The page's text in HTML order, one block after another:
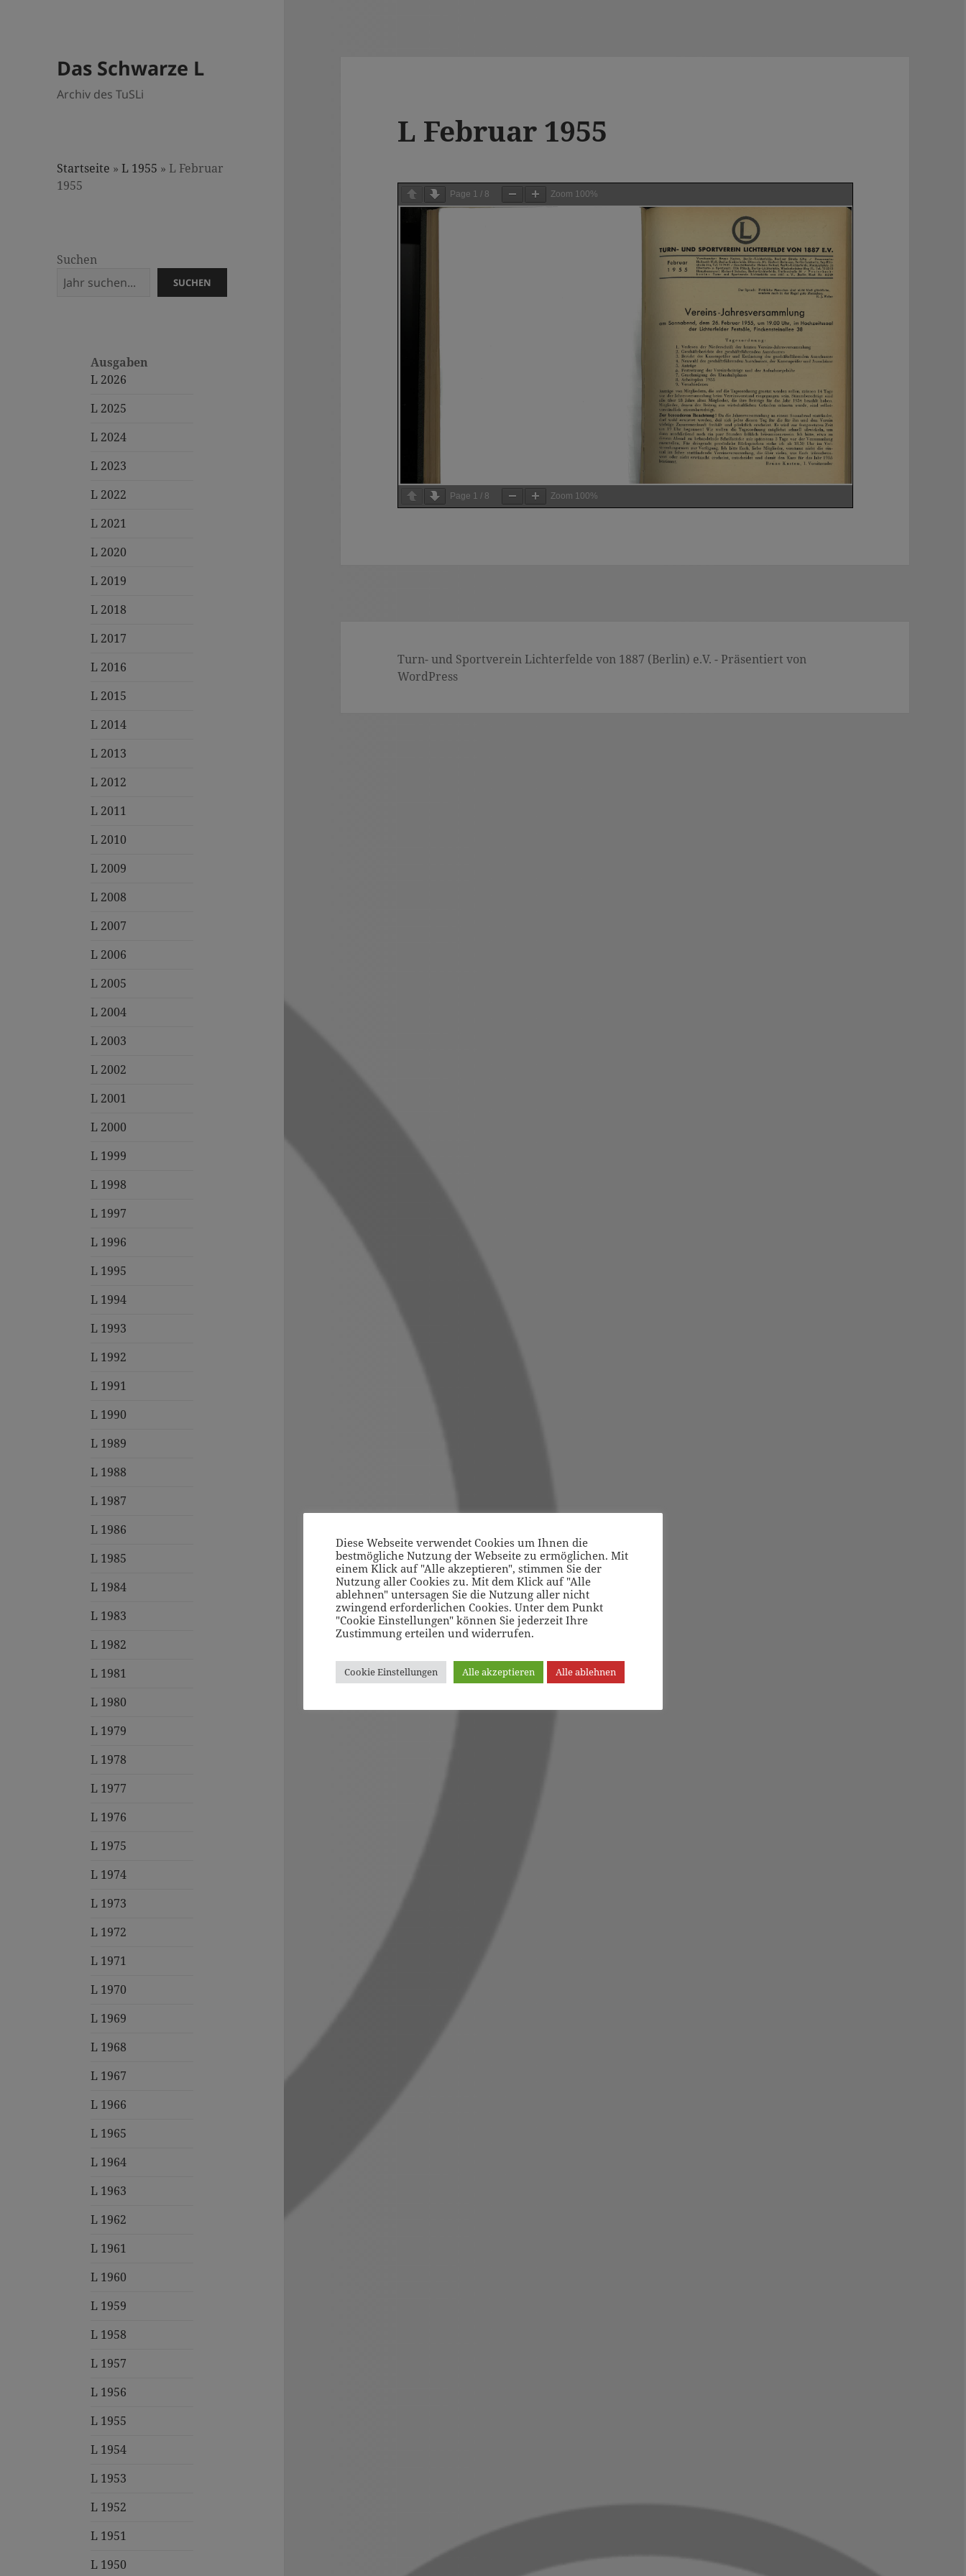
Das Schwarze L
Archiv des TuSLi
Startseite »L 1955 » L Februar
1955
Suchen
SUCHEN
Ausgaben
L 2026
L 2025
L 2024
L 2023
L 2022
L 2021
L 2020
L 2019
L 2018
L 2017
L 2016
L 2015
L 2014
L 2013
L 2012
L 2011
L 2010
L 2009
L 2008
L 2007
L 2006
L 2005
L 2004
L 2003
L 2002
L 2001
L 2000
L 1999
L 1998
L 1997
L 1996
L 1995
L 1994
L 1993
L 1992
L 1991
L 1990
L 1989
L 1988
L 1987
L 1986
L 1985
L 1984
L 1983
L 1982
L 1981
L 1980
L 1979
L 1978
L 1977
L 1976
L 1975
L 1974
L 1973
L 1972
L 1971
L 1970
L 1969
L 1968
L 1967
L 1966
L 1965
L 1964
L 1963
L 1962
L 1961
L 1960
L 1959
L 1958
L 1957
L 1956
L 1955
L 1954
L 1953
L 1952
L 1951
L 1950
L Februar 1955
Page 1 / 8 Zoom 100%
Page 1 / 8 Zoom 100%
Turn- und Sportverein Lichterfelde von 1887 (Berlin) e.V. - Präsentiert von
WordPress
Diese Webseite verwendet Cookies um Ihnen die
bestmögliche Nutzung der Webseite zu ermöglichen. Mit
einem Klick auf "Alle akzeptieren", stimmen Sie der
Nutzung aller Cookies zu. Mit dem Klick auf "Alle
ablehnen" untersagen Sie die Nutzung aller nicht
zwingend erforderlichen Cookies. Unter dem Punkt
"Cookie Einstellungen" können Sie jederzeit Ihre
Zustimmung erteilen und widerrufen.
Cookie Einstellungen Alle akzeptieren Alle ablehnen